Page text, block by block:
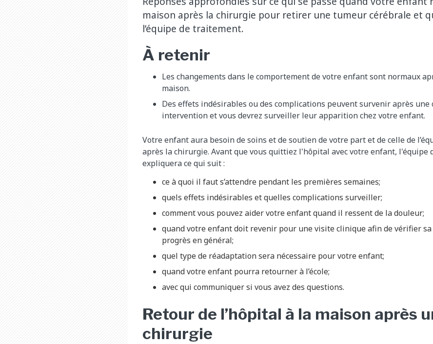
maison après la chirurgie pour retirer une tumeur cérébrale et
l’équipe de traitement.
À retenir
Les changements dans le comportement de votre enfant sont normaux
maison.
Des effets indésirables ou des complications peuvent survenir après
intervention et vous devrez surveiller leur apparition chez votre enfant.
Votre enfant aura besoin de soins et de soutien de votre part et de celle de
après la chirurgie. Avant que vous quittiez l'hôpital avec votre enfant, l'équipe
expliquera ce qui suit :
ce à quoi il faut s’attendre pendant les premières semaines;
quels effets indésirables et quelles complications surveiller;
comment vous pouvez aider votre enfant quand il ressent de la douleur;
quand votre enfant doit revenir pour une visite clinique afin de vérifier
progrès en général;
quel type de réadaptation sera nécessaire pour votre enfant;
quand votre enfant pourra retourner à l’école;
avec qui communiquer si vous avez des questions.
Retour de l’hôpital à la maison après
chirurgie